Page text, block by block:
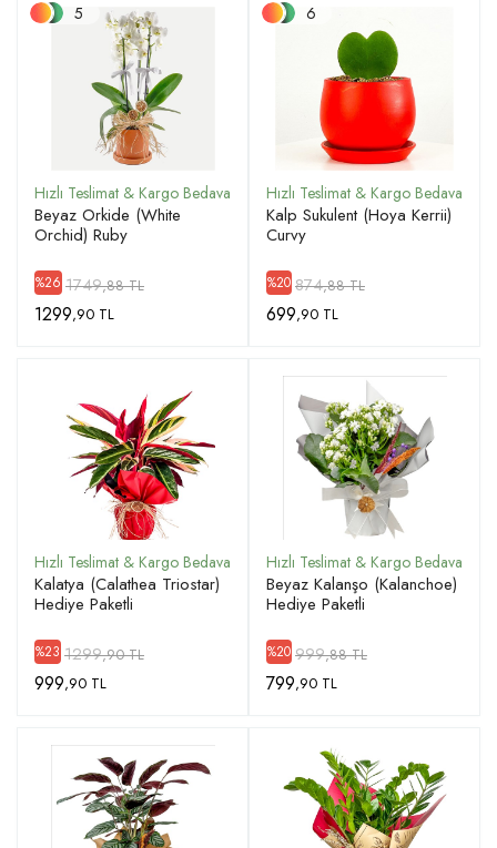
5
Beyaz Orkide (White
Orchid) Ruby
%26 1749,88 TL
1299,90 TL
6
Kalp Sukulent (Hoya Kerrii)
Curvy
%20 874,88 TL
699,90 TL
Kalatya (Calathea Triostar)
Hediye Paketli
%23 1299,90 TL
999,90 TL
Beyaz Kalanşo (Kalanchoe)
Hediye Paketli
%20 999,88 TL
799,90 TL